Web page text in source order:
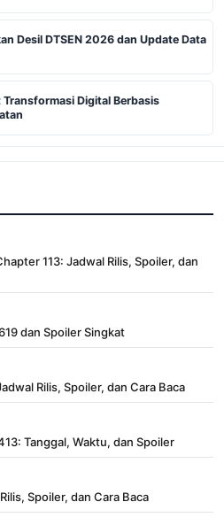
Desil DTSEN 2026 dan Update Data
Digital Berbasis
113: Jadwal Rilis, Spoiler, dan
dan Spoiler Singkat
Rilis, Spoiler, dan Cara Baca
Tanggal, Waktu, dan Spoiler
Spoiler, dan Cara Baca